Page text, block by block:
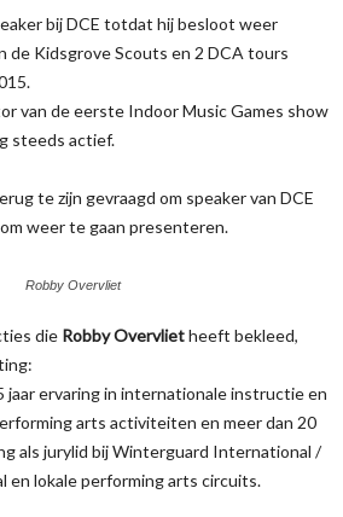
bij DCE totdat hij besloot weer
de Kidsgrove Scouts en 2 DCA tours
van de eerste Indoor Music Games show
steeds actief.
te zijn gevraagd om speaker van DCE
weer te gaan presenteren.
Robby Overvliet
die Robby Overvlietheeft bekleed,
jaar ervaring in internationale instructie en
arts activiteiten en meer dan 20
als jurylid bij Winterguard International /
en lokale performing arts circuits.